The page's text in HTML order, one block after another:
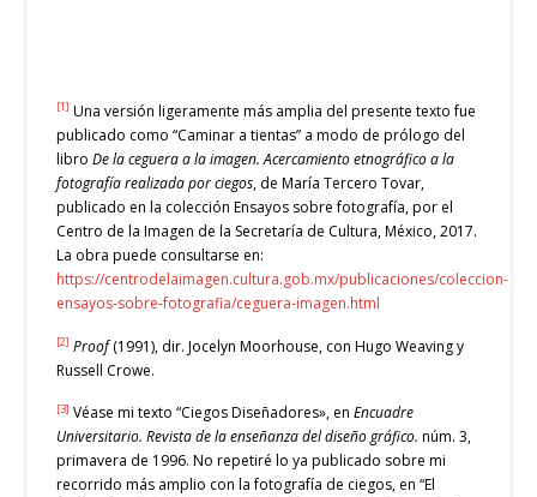
[1] Una versión ligeramente más amplia del presente texto fue
publicado como “Caminar a tientas” a modo de prólogo del
libroDe la ceguera a la imagen. Acercamiento etnográfico a la
fotografía realizada por ciegos, de María Tercero Tovar,
publicado en la colección Ensayos sobre fotografía, por el
Centro de la Imagen de la Secretaría de Cultura, México, 2017.
La obra puede consultarse en:
https://centrodelaimagen.cultura.gob.mx/publicaciones/coleccion-
ensayos-sobre-fotografia/ceguera-imagen.html
[2] Proof(1991), dir. Jocelyn Moorhouse, con Hugo Weaving y
Russell Crowe.
[3] Véase mi texto “Ciegos Diseñadores», enEncuadre
Universitario. Revista de la enseñanza del diseño gráfico. núm. 3,
primavera de 1996. No repetiré lo ya publicado sobre mi
recorrido más amplio con la fotografía de ciegos, en “El